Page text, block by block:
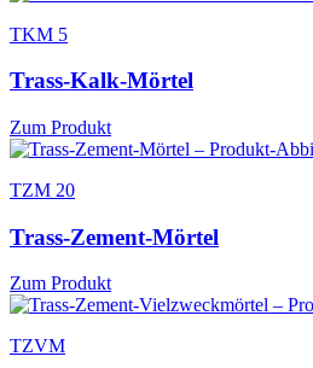
TKM 5
Trass-Kalk-Mörtel
Zum Produkt
TZM 20
Trass-Zement-Mörtel
Zum Produkt
TZVM